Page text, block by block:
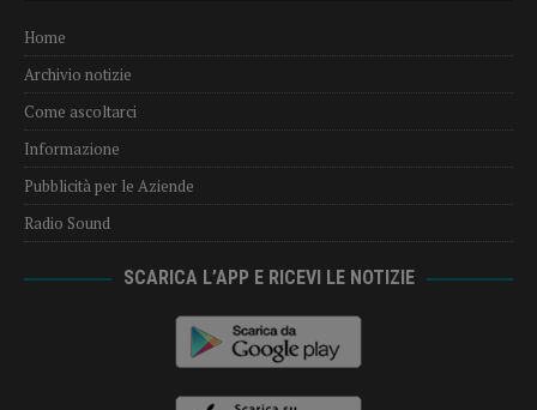
Home
Archivio notizie
Come ascoltarci
Informazione
Pubblicità per le Aziende
Radio Sound
SCARICA L’APP E RICEVI LE NOTIZIE